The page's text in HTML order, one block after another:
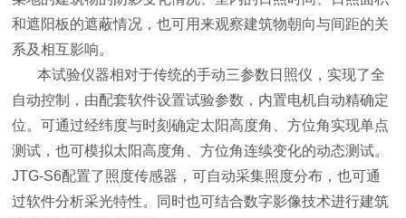
和遮阳板的遮蔽情况，也可用来观察建筑物朝向与间距的关
系及相互影响。
本试验仪器相对于传统的手动三参数日照仪，实现了全
自动控制，由配套软件设置试验参数，内置电机自动精确定
位。可通过经纬度与时刻确定太阳高度角、方位角实现单点
测试，也可模拟太阳高度角、方位角连续变化的动态测试。
JTG-S6配置了照度传感器，可自动采集照度分布，也可通
过软件分析采光特性。同时也可结合数字影像技术进行建筑